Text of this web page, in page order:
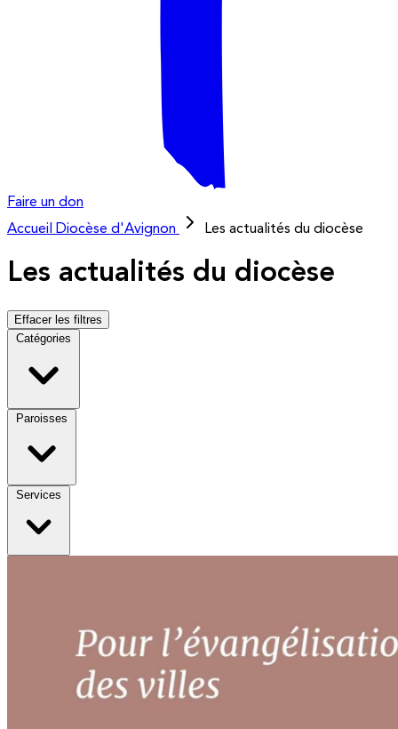
Faire un don
Accueil
Diocèse d'Avignon Les actualités du diocèse
Les actualités du diocèse
Effacer les filtres
Catégories
Paroisses
Services